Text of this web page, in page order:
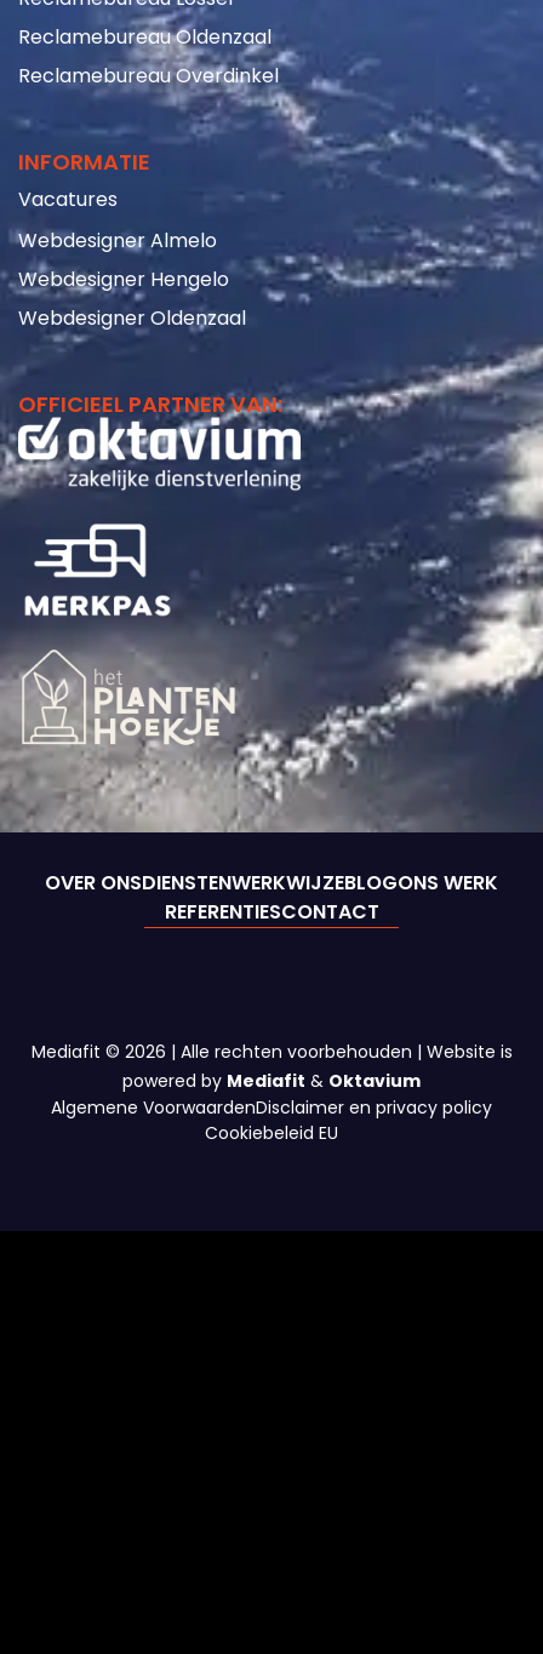
Reclamebureau Overdinkel
INFORMATIE
Vacatures
Webdesigner Almelo
Webdesigner Hengelo
Webdesigner Oldenzaal
OFFICIEEL PARTNER VAN:
OVER ONSDIENSTENWERKWIJZEBLOGONS WERK
REFERENTIESCONTACT
powered by
Mediafit & Oktavium
Algemene VoorwaardenDisclaimer en privacy policy
Cookiebeleid EU